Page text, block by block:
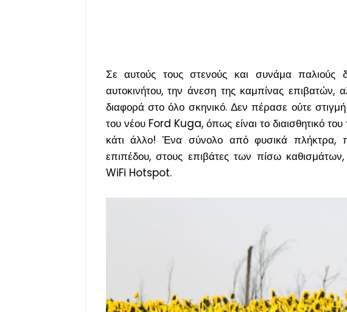
Σε αυτούς τους στενούς και συνάμα παλιούς
αυτοκινήτου, την άνεση της καμπίνας
διαφορά στο όλο σκηνικό. Δεν πέρασε ούτε
του νέου Ford Kuga, όπως είναι το διαισθητικό
κάτι άλλο! Ένα σύνολο από φυσικά πλήκτρα,
επιπέδου, στους επιβάτες των πίσω
WiFi Hotspot.